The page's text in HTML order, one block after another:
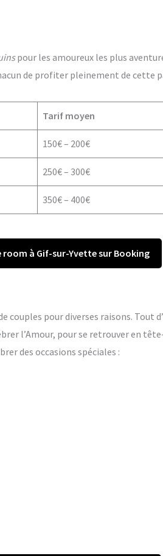
pour les amoureux les plus
de profiter pleinement de cette
Tarif moyen
150€ – 200€
250€ – 300€
350€ – 400€
room à Gif-sur-Yvette sur Booking
couples pour diverses raisons. Tout
l’Amour, pour se retrouver en
des occasions spéciales :